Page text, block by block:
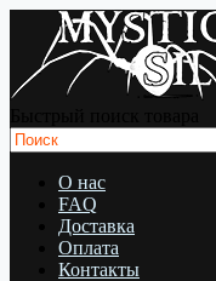
О нас
FAQ
Доставка
Оплата
Контакты